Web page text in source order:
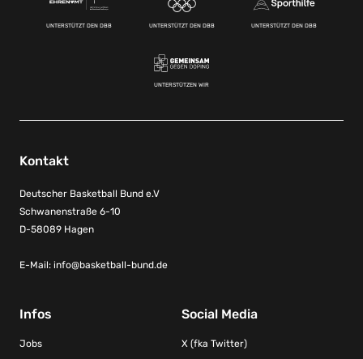
UNTERSTÜTZT DEN DBB UNTERSTÜTZT DEN DBB UNTERSTÜTZT DEN DBB
UNTERSTÜTZEN WIR
Kontakt
Deutscher Basketball Bund e.V
Schwanenstraße 6-10
D-58089 Hagen
E-Mail: info@basketball-bund.de
Infos
Jobs
Social Media
X (fka Twitter)